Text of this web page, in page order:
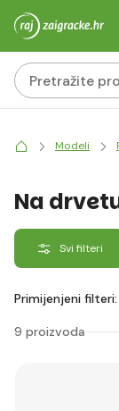
Modeli
Na
Svi filteri
Primijenjeni filteri:
9 proizvoda